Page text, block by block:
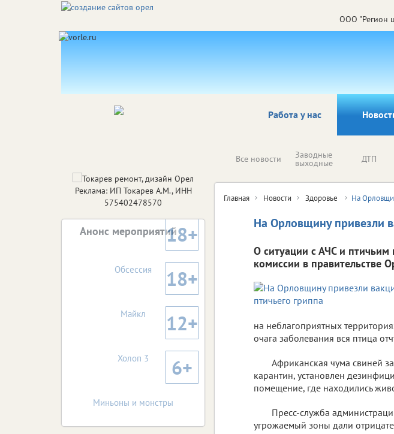
ООО "Регион
Работа у нас
Все новости Заводные
выходные ДТП
Главная Новости Здоровье На
На Орловщину привезли
О ситуации с АЧС и птичьим
комиссии в правительстве
на неблагоприятных
очага заболевания вся птица
Африканская чума свиней
карантин, установлен
помещение, где находились
Пресс-служба
угрожаемый зоны дали
Реклама: ИП Токарев А.М., ИНН
575402478570
Анонс мероприятий18+
Обсессия 18+
Майкл 12+
Холоп 3 6+
Миньоны и монстры